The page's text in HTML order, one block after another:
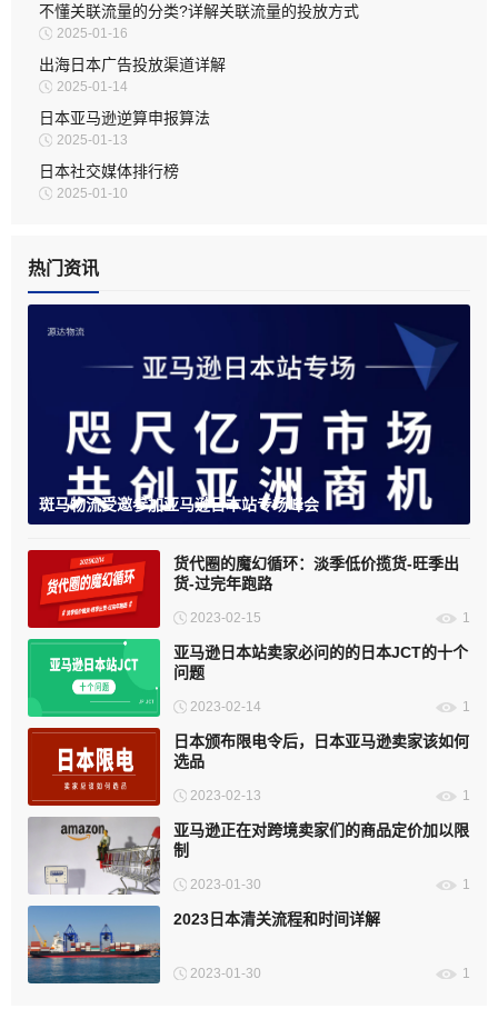
不懂关联流量的分类?详解关联流量的投放方式
2025-01-16
出海日本广告投放渠道详解
2025-01-14
日本亚马逊逆算申报算法
2025-01-13
日本社交媒体排行榜
2025-01-10
热门资讯
斑马物流受邀参加亚马逊日本站专场峰会
货代圈的魔幻循环：淡季低价揽货-旺季出
货-过完年跑路
2023-02-15 1
亚马逊日本站卖家必问的的日本JCT的十个
问题
2023-02-14 1
日本颁布限电令后，日本亚马逊卖家该如何
选品
2023-02-13 1
亚马逊正在对跨境卖家们的商品定价加以限
制
2023-01-30 1
2023日本清关流程和时间详解
2023-01-30 1